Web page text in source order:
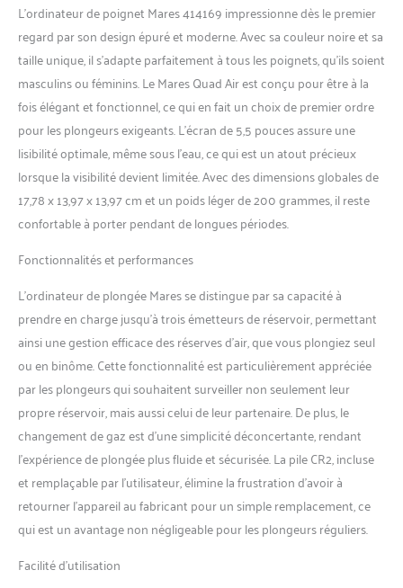
L’ordinateur de poignet Mares 414169 impressionne dès le premier
regard par son design épuré et moderne. Avec sa couleur noire et sa
taille unique, il s’adapte parfaitement à tous les poignets, qu’ils soient
masculins ou féminins. Le Mares Quad Air est conçu pour être à la
fois élégant et fonctionnel, ce qui en fait un choix de premier ordre
pour les plongeurs exigeants. L’écran de 5,5 pouces assure une
lisibilité optimale, même sous l’eau, ce qui est un atout précieux
lorsque la visibilité devient limitée. Avec des dimensions globales de
17,78 x 13,97 x 13,97 cm et un poids léger de 200 grammes, il reste
confortable à porter pendant de longues périodes.
Fonctionnalités et performances
L’ordinateur de plongée Mares se distingue par sa capacité à
prendre en charge jusqu’à trois émetteurs de réservoir, permettant
ainsi une gestion efficace des réserves d’air, que vous plongiez seul
ou en binôme. Cette fonctionnalité est particulièrement appréciée
par les plongeurs qui souhaitent surveiller non seulement leur
propre réservoir, mais aussi celui de leur partenaire. De plus, le
changement de gaz est d’une simplicité déconcertante, rendant
l’expérience de plongée plus fluide et sécurisée. La pile CR2, incluse
et remplaçable par l’utilisateur, élimine la frustration d’avoir à
retourner l’appareil au fabricant pour un simple remplacement, ce
qui est un avantage non négligeable pour les plongeurs réguliers.
Facilité d’utilisation